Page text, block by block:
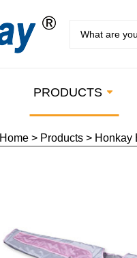
PRODUCTS
Home> Products> Honkay